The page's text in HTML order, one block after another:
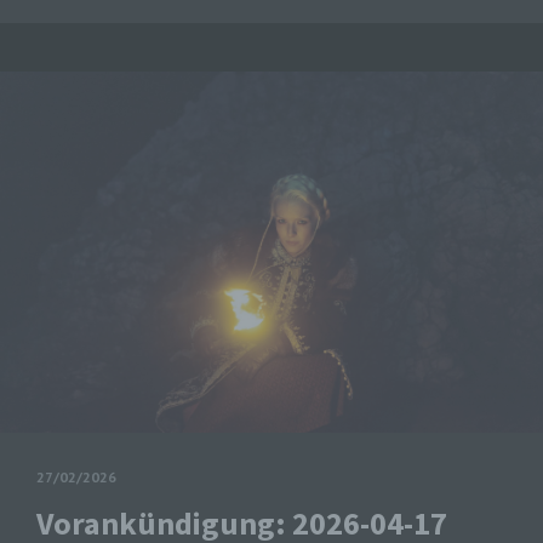
27/02/2026
Vorankündigung: 2026-04-17
verstehen gibt, dass sie mit der Verarbeitung der
sie betreffenden personenbezogenen Daten
Name und Anschrift des für die Verarbeitung
Verantwortlicher im Sinne der Datenschutz-
Grundverordnung, sonstiger in den Mitgliedstaaten der